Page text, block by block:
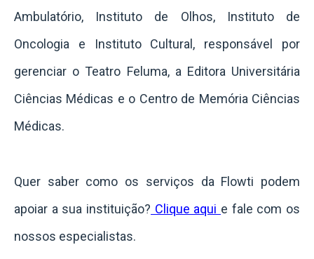
Ambulatório, Instituto de Olhos, Instituto de
Oncologia e Instituto Cultural, responsável por
gerenciar o Teatro Feluma, a Editora Universitária
Ciências Médicas e o Centro de Memória Ciências
Médicas.
Quer saber como os serviços da Flowti podem
apoiar a sua instituição? Clique aqui e fale com os
nossos especialistas.